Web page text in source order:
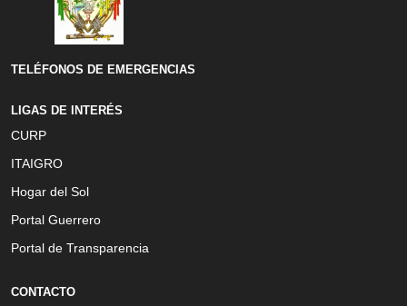
TELÉFONOS DE EMERGENCIAS
LIGAS DE INTERÉS
CURP
ITAIGRO
Hogar del Sol
Portal Guerrero
Portal de Transparencia
CONTACTO